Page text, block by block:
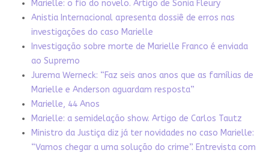
Marielle: o fio do novelo. Artigo de Sonia Fleury
Anistia Internacional apresenta dossiê de erros nas
investigações do caso Marielle
Investigação sobre morte de Marielle Franco é enviada
ao Supremo
Jurema Werneck: “Faz seis anos anos que as famílias de
Marielle e Anderson aguardam resposta”
Marielle, 44 Anos
Marielle: a semidelação show. Artigo de Carlos Tautz
Ministro da Justiça diz já ter novidades no caso Marielle:
“Vamos chegar a uma solução do crime”. Entrevista com